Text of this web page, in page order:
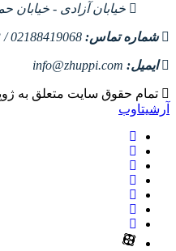
خیابان آزادی - خیابان
شماره تماس: 02188419068 / 02188456073
ایمیل: info@zhuppi.com
تمام حقوق سایت متعلق به
آرشیتاوب